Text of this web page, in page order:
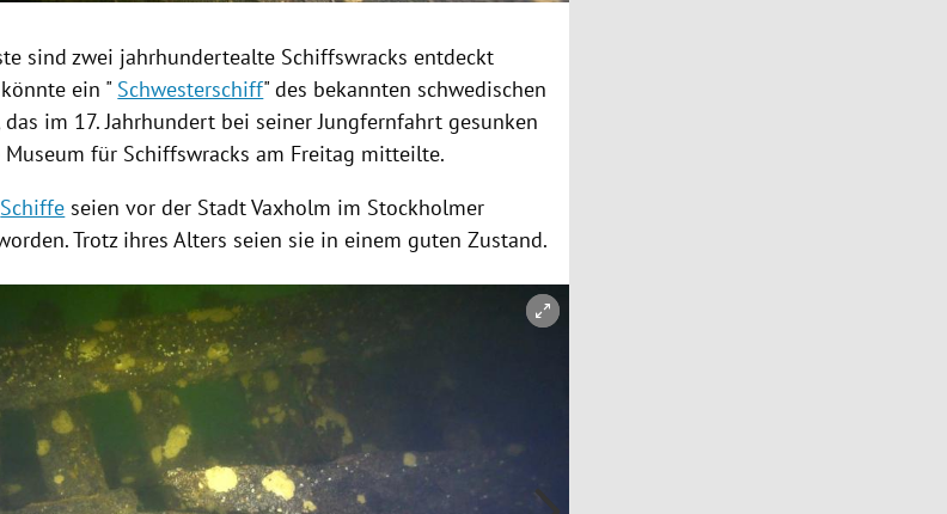
sind zwei jahrhundertealte Schiffswracks entdeckt
ein " Schwesterschiff" des bekannten schwedischen
das im 17. Jahrhundert bei seiner Jungfernfahrt gesunken
Museum für Schiffswracks am Freitag mitteilte.
Schiffe seien vor der StadtVaxholm im Stockholmer
Trotz ihres Alters seien sie in einem guten Zustand.